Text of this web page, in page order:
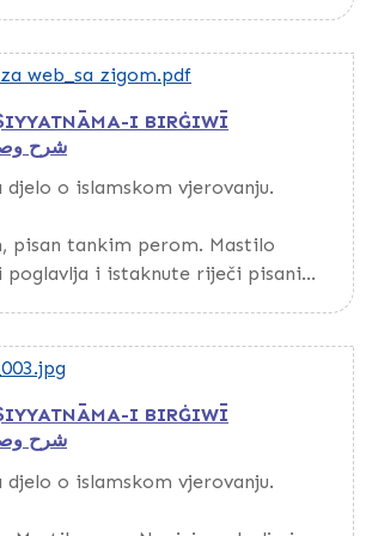
I BIRĠIWĪ
شرح
djelo o islamskom vjerovanju.
pisan tankim perom. Mastilo
poglavlja i istaknute riječi pisani
evropskog porijekla. Tekst na
boje, a tekst na drugim
tankom crvenom linijom.
I BIRĠIWĪ
شرح
djelo o islamskom vjerovanju.